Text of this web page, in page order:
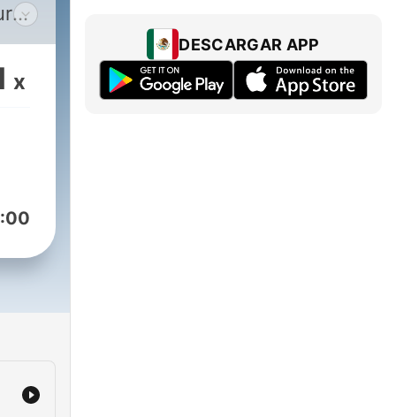
x
DESCARGAR APP